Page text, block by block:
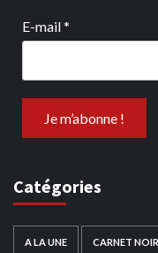
E-mail*
Catégories
A LA UNE CARNET NOIR